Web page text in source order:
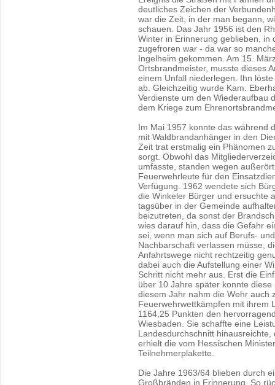
deutliches Zeichen der
war die Zeit, in der man begann,
schauen. Das Jahr 1956 ist den
Winter in Erinnerung geblieben, in
zugefroren war - da war so
Ingelheim gekommen. Am 15.
Ortsbrandmeister, musste dieses
einem Unfall niederlegen. Ihn
ab. Gleichzeitig wurde Kam.
Verdienste um den Wiederaufbau
dem Kriege zum
Im Mai 1957 konnte das während
mit Waldbrandanhänger in den
Zeit trat erstmalig ein Phänomen
sorgt. Obwohl das
umfasste, standen wegen
Feuerwehrleute für den
Verfügung. 1962 wendete sich
die Winkeler Bürger und ersuchte
tagsüber in der Gemeinde
beizutreten, da sonst der
wies darauf hin, dass die Gefahr
sei, wenn man sich auf Berufs-
Nachbarschaft verlassen müsse,
Anfahrtswege nicht rechtzeitig
dabei auch die Aufstellung einer
Schritt nicht mehr aus. Erst die
über 10 Jahre später konnte
diesem Jahr nahm die Wehr auch
Feuerwehrwettkämpfen mit ihrem
1164,25 Punkten den
Wiesbaden. Sie schaffte eine
Landesdurchschnitt
erhielt die vom Hessischen
Teilnehmerplakette.
Die Jahre 1963/64 blieben durch
Großbränden in Erinnerung. So